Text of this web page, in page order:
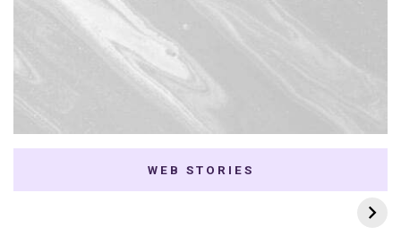
WEB STORIES
7 K-dramas Enemies
to Lovers
Thai Dramas com
First e Khaotung